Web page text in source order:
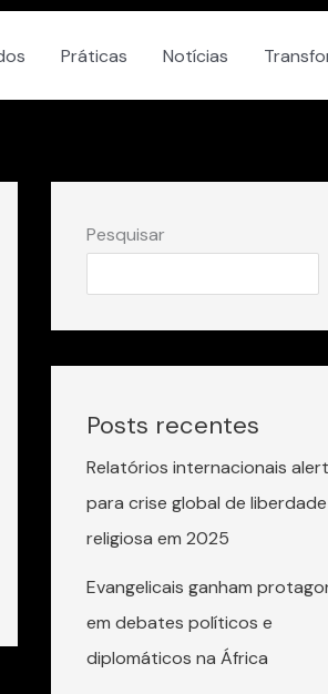
Práticas Notícias
Pesquisar
Posts recentes
Relatórios internacionais
para crise global de liberdade
religiosa em 2025
Evangelicais ganham
em debates políticos e
diplomáticos na África